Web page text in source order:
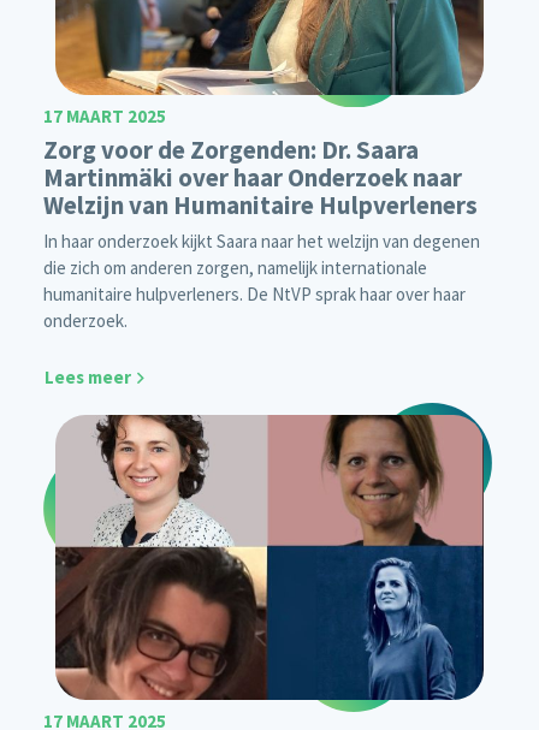
17 MAART 2025
Zorg voor de Zorgenden: Dr. Saara
Martinmäki over haar Onderzoek naar
Welzijn van Humanitaire Hulpverleners
In haar onderzoek kijkt Saara naar het welzijn van degenen
die zich om anderen zorgen, namelijk internationale
humanitaire hulpverleners. De NtVP sprak haar over haar
onderzoek.
Lees meer
17 MAART 2025